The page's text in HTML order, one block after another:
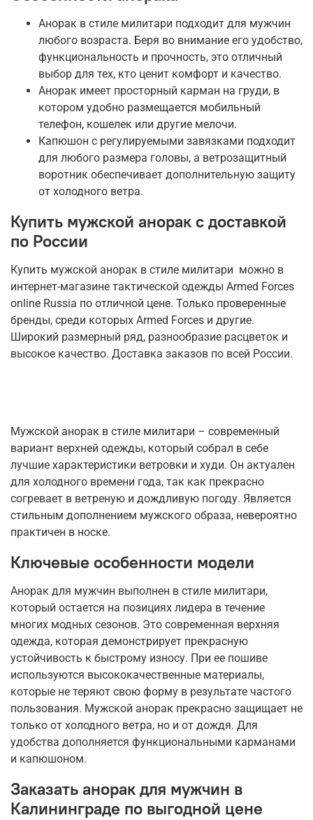
Анорак в стиле милитари подходит для мужчин
любого возраста. Беря во внимание его удобство,
функциональность и прочность, это отличный
выбор для тех, кто ценит комфорт и качество.
Анорак имеет просторный карман на груди, в
котором удобно размещается мобильный
телефон, кошелек или другие мелочи.
Капюшон с регулируемыми завязками подходит
для любого размера головы, а ветрозащитный
воротник обеспечивает дополнительную защиту
от холодного ветра.
Купить мужской анорак с доставкой
по России
Купить мужской анорак в стиле милитари можно в
интернет-магазине тактической одежды Armed Forces
online Russia по отличной цене. Только проверенные
бренды, среди которых Armed Forces и другие.
Широкий размерный ряд, разнообразие расцветок и
высокое качество. Доставка заказов по всей России.
Мужской анорак в стиле милитари – современный
вариант верхней одежды, который собрал в себе
лучшие характеристики ветровки и худи. Он актуален
для холодного времени года, так как прекрасно
согревает в ветреную и дождливую погоду. Является
стильным дополнением мужского образа, невероятно
практичен в носке.
Ключевые особенности модели
Анорак для мужчин выполнен в стиле милитари,
который остается на позициях лидера в течение
многих модных сезонов. Это современная верхняя
одежда, которая демонстрирует прекрасную
устойчивость к быстрому износу. При ее пошиве
используются высококачественные материалы,
которые не теряют свою форму в результате частого
пользования. Мужской анорак прекрасно защищает не
только от холодного ветра, но и от дождя. Для
удобства дополняется функциональными карманами
и капюшоном.
Заказать анорак для мужчин в
Калининграде по выгодной цене